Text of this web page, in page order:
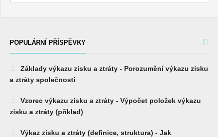
POPULÁRNÍ PŘÍSPĚVKY
Základy výkazu zisku a ztráty - Porozumění výkazu zisku
a ztráty společnosti
Vzorec výkazu zisku a ztráty - Výpočet položek výkazu
zisku a ztráty (příklad)
Výkaz zisku a ztráty (definice, struktura) - Jak